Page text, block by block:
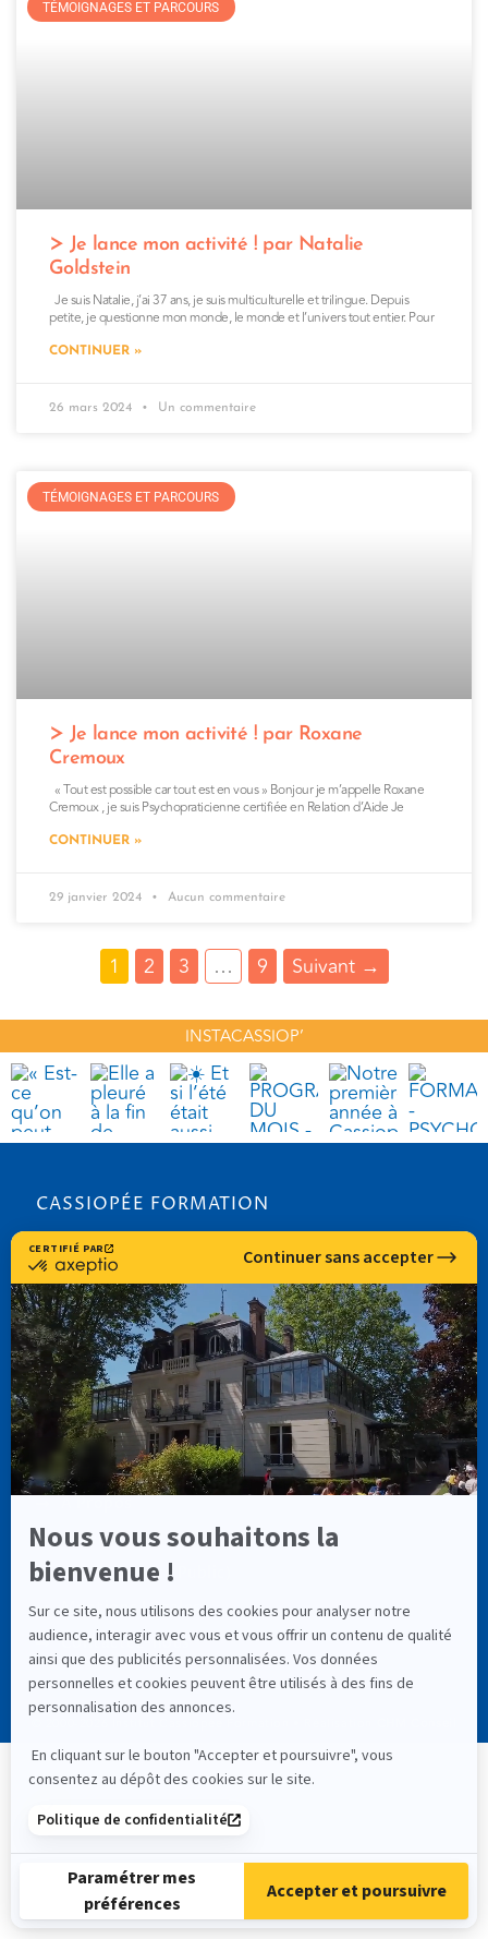
TÉMOIGNAGES ET PARCOURS
Je lance mon activité ! par Natalie
Goldstein
Je suis Natalie, j’ai 37 ans, je suis multiculturelle et trilingue. Depuis
petite, je questionne mon monde, le monde et l’univers tout entier. Pour
CONTINUER »
26 mars 2024 Un commentaire
TÉMOIGNAGES ET PARCOURS
Je lance mon activité ! par Roxane
Cremoux
« Tout est possible car tout est en vous » Bonjour je m’appelle Roxane
Cremoux , je suis Psychopraticienne certifiée en Relation d’Aide Je
CONTINUER »
29 janvier 2024 Aucun commentaire
1 2 3 … 9 Suivant →
INSTACASSIOP’
CASSIOPÉE FORMATION
info@cassiopee-formation.com
01 74 08 65 94
LIENS UTILES
Astéria
RNCP (Service Public)
Mentions Légales
Contactez-nous